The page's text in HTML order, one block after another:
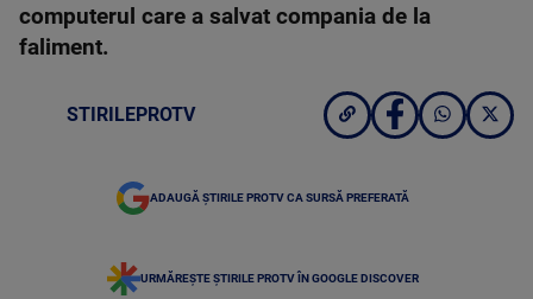
computerul care a salvat compania de la
faliment.
STIRILEPROTV
ADAUGĂ ȘTIRILE PROTV CA SURSĂ PREFERATĂ
URMĂREȘTE ȘTIRILE PROTV ÎN GOOGLE DISCOVER